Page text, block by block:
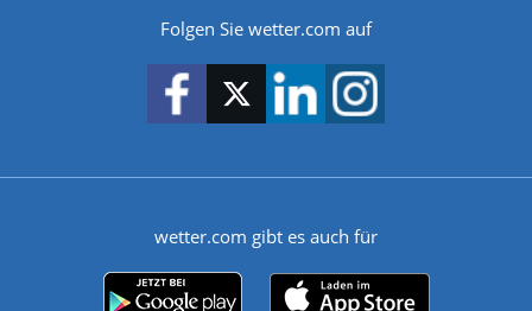
Folgen Sie wetter.com auf
wetter.com gibt es auch für